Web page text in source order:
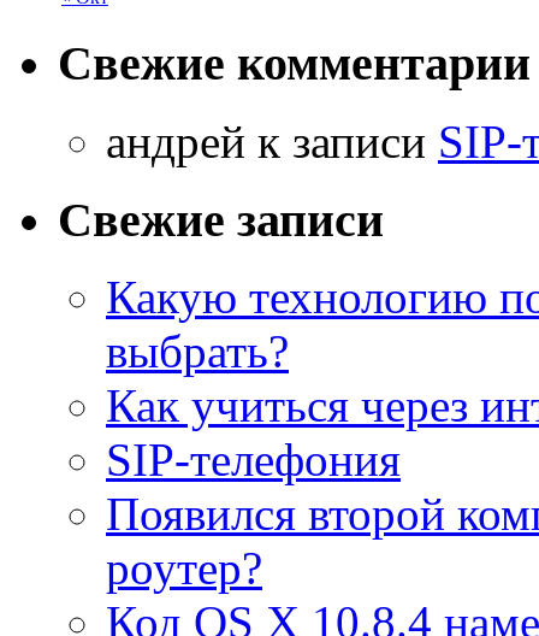
Свежие комментарии
aндрей к записи SIP-
Свежие записи
Какую технологию
выбрать?
Как учиться через
SIP-телефония
Появился второй
роутер?
Код OS X 10.8.4